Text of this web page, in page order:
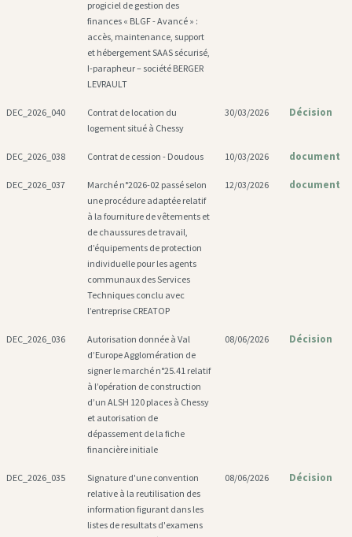
progiciel de gestion des
finances « BLGF - Avancé » :
accès, maintenance, support
et hébergement SAAS sécurisé,
I-parapheur – société BERGER
LEVRAULT
DEC_2026_040
Contrat de location du
logement situé à Chessy
30/03/2026 Décision
DEC_2026_038 Contrat de cession - Doudous 10/03/2026 document
DEC_2026_037
Marché n°2026-02 passé selon
une procédure adaptée relatif
à la fourniture de vêtements et
de chaussures de travail,
d’équipements de protection
individuelle pour les agents
communaux des Services
Techniques conclu avec
l’entreprise CREATOP
12/03/2026 document
DEC_2026_036
Autorisation donnée à Val
d’Europe Agglomération de
signer le marché n°25.41 relatif
à l’opération de construction
d’un ALSH 120 places à Chessy
et autorisation de
dépassement de la fiche
financière initiale
08/06/2026 Décision
DEC_2026_035
Signature d'une convention
relative à la reutilisation des
information figurant dans les
listes de resultats d'examens
08/06/2026 Décision